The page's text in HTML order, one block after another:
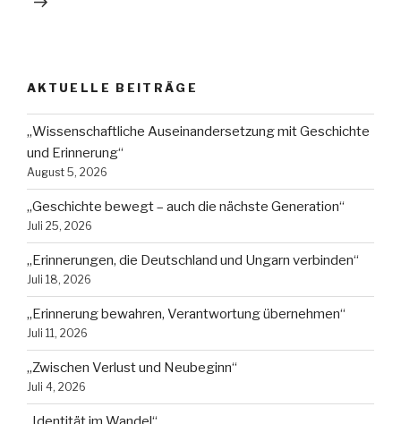
AKTUELLE BEITRÄGE
„Wissenschaftliche Auseinandersetzung mit Geschichte
und Erinnerung“
August 5, 2026
„Geschichte bewegt – auch die nächste Generation“
Juli 25, 2026
„Erinnerungen, die Deutschland und Ungarn verbinden“
Juli 18, 2026
„Erinnerung bewahren, Verantwortung übernehmen“
Juli 11, 2026
„Zwischen Verlust und Neubeginn“
Juli 4, 2026